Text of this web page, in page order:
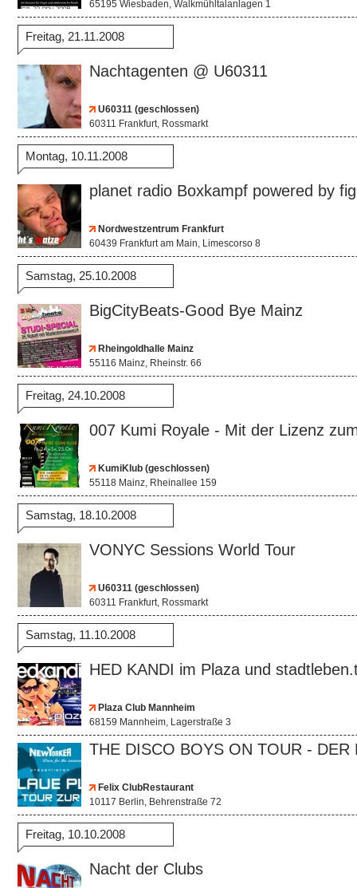
65195 Wiesbaden, Walkmühltalanlagen 1
Freitag, 21.11.2008
Nachtagenten @ U60311
U60311 (geschlossen)
60311 Frankfurt, Rossmarkt
Montag, 10.11.2008
planet radio Boxkampf powered by
Nordwestzentrum Frankfurt
60439 Frankfurt am Main, Limescorso 8
Samstag, 25.10.2008
BigCityBeats-Good Bye Mainz
Rheingoldhalle Mainz
55116 Mainz, Rheinstr. 66
Freitag, 24.10.2008
007 Kumi Royale - Mit der Lizenz
KumiKlub (geschlossen)
55118 Mainz, Rheinallee 159
Samstag, 18.10.2008
VONYC Sessions World Tour
U60311 (geschlossen)
60311 Frankfurt, Rossmarkt
Samstag, 11.10.2008
HED KANDI im Plaza und
Plaza Club Mannheim
68159 Mannheim, Lagerstraße 3
THE DISCO BOYS ON TOUR - DER
Felix ClubRestaurant
10117 Berlin, Behrenstraße 72
Freitag, 10.10.2008
Nacht der Clubs